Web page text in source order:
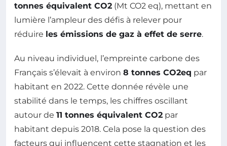
tonnes équivalent CO2 (Mt CO2 eq), mettant en
lumière l’ampleur des défis à relever pour
réduire les émissions de gaz à effet de serre.
Au niveau individuel, l’empreinte carbone des
Français s’élevait à environ 8 tonnes CO2eq par
habitant en 2022. Cette donnée révèle une
stabilité dans le temps, les chiffres oscillant
autour de 11 tonnes équivalent CO2 par
habitant depuis 2018. Cela pose la question des
facteurs qui influencent cette stagnation et les